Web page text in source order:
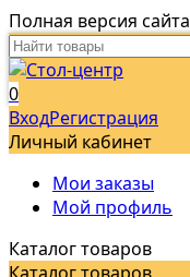
Полная версия сайта
0
ВходРегистрация
Личный кабинет
Мои заказы
Мой профиль
Каталог товаров